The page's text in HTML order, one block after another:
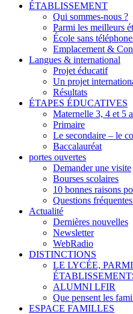
ÉTABLISSEMENT
Qui sommes-nous ?
Parmi les meilleurs
École sans
Emplacement &
Langues & international
Projet éducatif
Un projet
Résultats
ÉTAPES ÉDUCATIVES
Maternelle 3, 4 et 5
Primaire
Le secondaire – le
Baccalauréat
portes ouvertes
Demander une visite
Bourses scolaires
10 bonnes raisons
Questions
Actualité
Dernières nouvelles
Newsletter
WebRadio
DISTINCTIONS
LE LYCÉE,
ALUMNI LFIR
Que pensent les
ESPACE FAMILLES